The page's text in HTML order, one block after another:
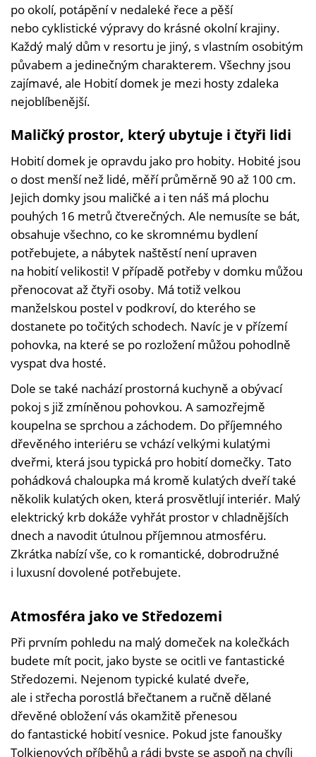
po okolí, potápění v nedaleké řece a pěší
nebo cyklistické výpravy do krásné okolní krajiny.
Každý malý dům v resortu je jiný, s vlastním osobitým
půvabem a jedinečným charakterem. Všechny jsou
zajímavé, ale Hobití domek je mezi hosty zdaleka
nejoblíbenější.
Maličký prostor, který ubytuje i čtyři lidi
Hobití domek je opravdu jako pro hobity. Hobité jsou
o dost menší než lidé, měří průměrně 90 až 100 cm.
Jejich domky jsou maličké a i ten náš má plochu
pouhých 16 metrů čtverečných. Ale nemusíte se bát,
obsahuje všechno, co ke skromnému bydlení
potřebujete, a nábytek naštěstí není upraven
na hobití velikosti! V případě potřeby v domku můžou
přenocovat až čtyři osoby. Má totiž velkou
manželskou postel v podkroví, do kterého se
dostanete po točitých schodech. Navíc je v přízemí
pohovka, na které se po rozložení můžou pohodlně
vyspat dva hosté.
Dole se také nachází prostorná kuchyně a obývací
pokoj s již zmíněnou pohovkou. A samozřejmě
koupelna se sprchou a záchodem. Do příjemného
dřevěného interiéru se vchází velkými kulatými
dveřmi, která jsou typická pro hobití domečky. Tato
pohádková chaloupka má kromě kulatých dveří také
několik kulatých oken, která prosvětlují interiér. Malý
elektrický krb dokáže vyhřát prostor v chladnějších
dnech a navodit útulnou příjemnou atmosféru.
Zkrátka nabízí vše, co k romantické, dobrodružné
i luxusní dovolené potřebujete.
Atmosféra jako ve Středozemi
Při prvním pohledu na malý domeček na kolečkách
budete mít pocit, jako byste se ocitli ve fantastické
Středozemi. Nejenom typické kulaté dveře,
ale i střecha porostlá břečtanem a ručně dělané
dřevěné obložení vás okamžitě přenesou
do fantastické hobití vesnice. Pokud jste fanoušky
Tolkienových příběhů a rádi byste se aspoň na chvíli